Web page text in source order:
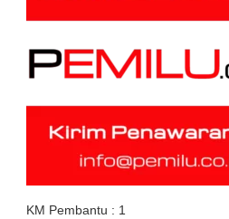
KM Pembantu : 1